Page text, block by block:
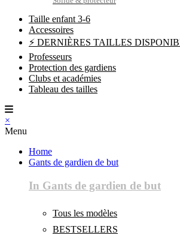
Taille enfant 3-6
Accessoires
⚡ DERNIÈRES TAILLES
Professeurs
Protection des gardiens
Clubs et académies
Tableau des tailles
×
Menu
Home
Gants de gardien de but
In Gants de gardien de but
Tous les modèles
BESTSELLERS